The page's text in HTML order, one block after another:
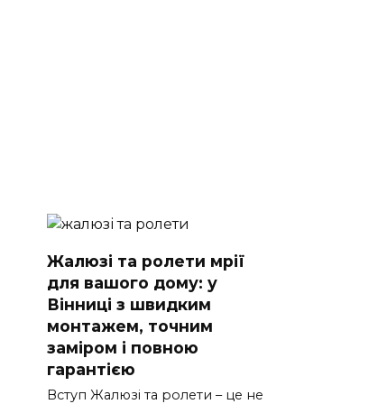
Жалюзі та ролети мрії
для вашого дому: у
Вінниці з швидким
монтажем, точним
заміром і повною
гарантією
Вступ Жалюзі та ролети – це не